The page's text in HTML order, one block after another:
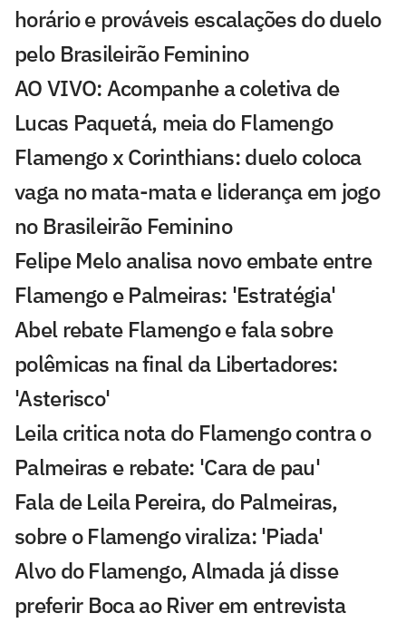
horário e prováveis escalações do duelo
pelo Brasileirão Feminino
AO VIVO: Acompanhe a coletiva de
Lucas Paquetá, meia do Flamengo
Flamengo x Corinthians: duelo coloca
vaga no mata-mata e liderança em jogo
no Brasileirão Feminino
Felipe Melo analisa novo embate entre
Flamengo e Palmeiras: 'Estratégia'
Abel rebate Flamengo e fala sobre
polêmicas na final da Libertadores:
'Asterisco'
Leila critica nota do Flamengo contra o
Palmeiras e rebate: 'Cara de pau'
Fala de Leila Pereira, do Palmeiras,
sobre o Flamengo viraliza: 'Piada'
Alvo do Flamengo, Almada já disse
preferir Boca ao River em entrevista